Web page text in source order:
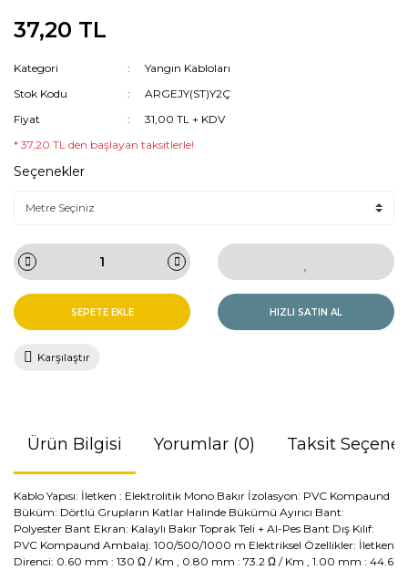
37,20 TL
Kategori
Yangın Kabloları
Stok Kodu
ARGEJY(ST)Y2Ç
Fiyat
31,00 TL + KDV
* 37,20 TL den başlayan taksitlerle!
Seçenekler
SEPETE EKLE HIZLI SATIN AL
Karşılaştır
Ürün Bilgisi Yorumlar (0) Taksit
Kablo Yapısı: İletken : Elektrolitik Mono Bakır İzolasyon: PVC Kompaund
Büküm: Dörtlü Grupların Katlar Halinde Bükümü Ayırıcı Bant:
Polyester Bant Ekran: Kalaylı Bakır Toprak Teli + Al-Pes Bant Dış Kılıf:
PVC Kompaund Ambalaj: 100/500/1000 m Elektriksel Özellikler: İletken
Direnci: 0.60 mm : 130 Ω / Km , 0.80 mm : 73.2 Ω / Km , 1.00 mm : 44.6